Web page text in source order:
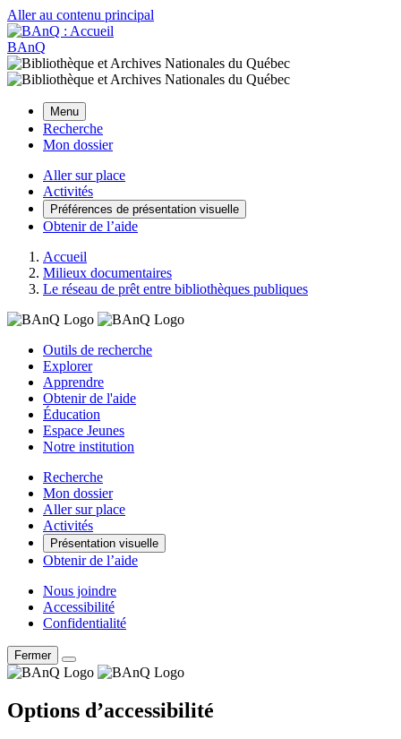
Aller au contenu principal
BAnQ
Menu
Recherche
Mon dossier
Aller sur place
Activités
Préférences de présentation visuelle
Obtenir de l’aide
Accueil
Milieux documentaires
Le réseau de prêt entre bibliothèques publiques
Outils de recherche
Explorer
Apprendre
Obtenir de l'aide
Éducation
Espace Jeunes
Notre institution
Recherche
Mon dossier
Aller sur place
Activités
Présentation visuelle
Obtenir de l’aide
Nous joindre
Accessibilité
Confidentialité
Fermer
Options d’accessibilité